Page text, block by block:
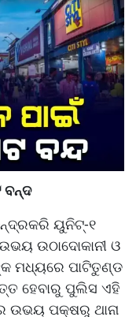
ବନ୍ଦ
ୟୁନିଟ୍‌‌-୧
ଉଠାଦୋକାନୀ ଓ
ମଧ୍ୟରେ ପାଟିତୁଣ୍ଡ
ହେବାରୁ ପୁଲିସ ଏହି
ଉଭୟ ପକ୍ଷରୁ ଥାନା